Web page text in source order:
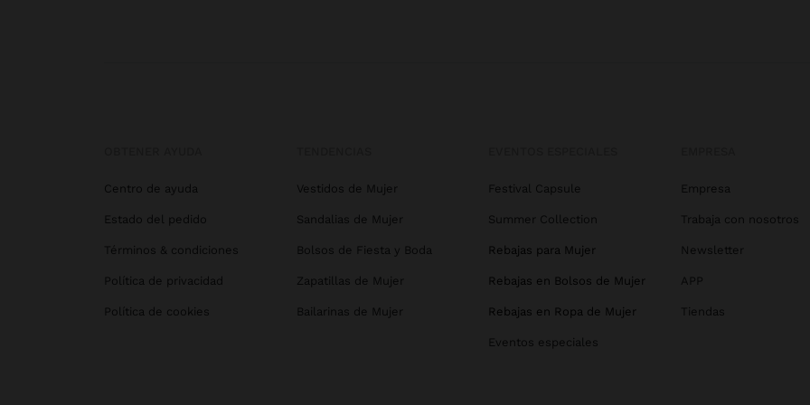
Centro de ayuda
Estado del pedido
Términos & condiciones
Política de privacidad
Política de cookies
Vestidos de Mujer
Sandalias de Mujer
Bolsos de Fiesta y Boda
Zapatillas de Mujer
Bailarinas de Mujer
Festival Capsule
Summer Collection
Rebajas para Mujer
Rebajas en Bolsos de Mujer
Rebajas en Ropa de Mujer
Eventos especiales
Empresa
Trabaja con nosotros
Newsletter
APP
Tiendas